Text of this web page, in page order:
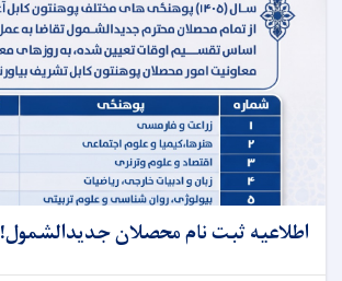
اطلاعیه ثبت‌ نام محصلان جدیدالشمول!